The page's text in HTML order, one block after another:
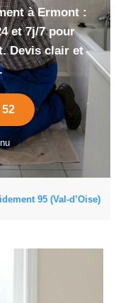
à Ermont :
et 7j/7 pour
Devis clair et
52
95 (Val-d’Oise)